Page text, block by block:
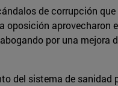
de corrupción
oposición aprovecharon
por una mejora
del sistema de sanidad